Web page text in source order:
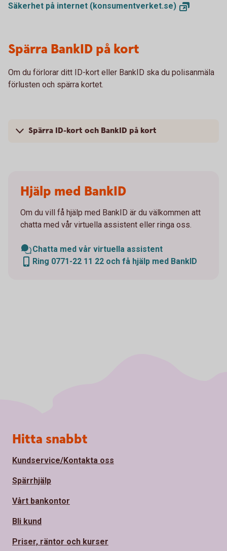
Säkerhet på internet (konsumentverket.se)
Spärra BankID på kort
Om du förlorar ditt ID-kort eller BankID ska du polisanmäla
förlusten och spärra kortet.
Spärra ID-kort och BankID på kort
Hjälp med BankID
Om du vill få hjälp med BankID är du välkommen att
chatta med vår virtuella assistent eller ringa oss.
Chatta med vår virtuella assistent
Ring 0771-22 11 22 och få hjälp med BankID
Sidfot
Hitta snabbt
Kundservice/Kontakta oss
Spärrhjälp
Vårt bankontor
Bli kund
Priser, räntor och kurser